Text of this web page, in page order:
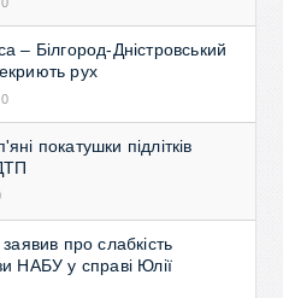
– Білгород-Дністровський
рух
0
покатушки підлітків
заявив про слабкість
НАБУ у справі Юлії